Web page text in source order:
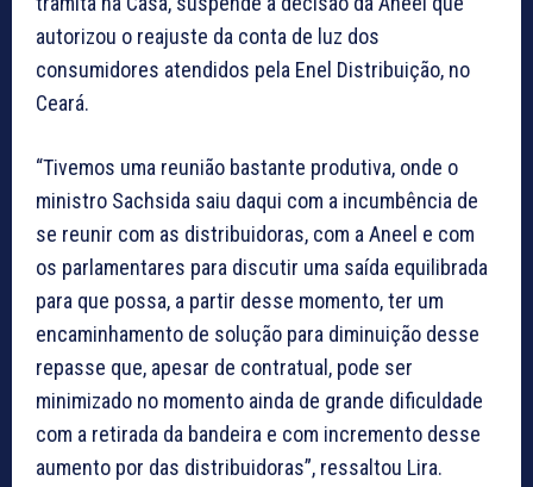
autorizou o reajuste da conta de luz dos
consumidores atendidos pela Enel Distribuição, no
Ceará.
“Tivemos uma reunião bastante produtiva, onde o
ministro Sachsida saiu daqui com a incumbência de
se reunir com as distribuidoras, com a Aneel e com
os parlamentares para discutir uma saída equilibrada
para que possa, a partir desse momento, ter um
encaminhamento de solução para diminuição desse
repasse que, apesar de contratual, pode ser
minimizado no momento ainda de grande dificuldade
com a retirada da bandeira e com incremento desse
aumento por das distribuidoras”, ressaltou Lira.